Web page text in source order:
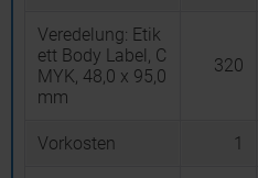
Veredelung: Etik
ett Body Label, C
MYK, 48,0 x 95,0
mm
320
Vorkosten 1